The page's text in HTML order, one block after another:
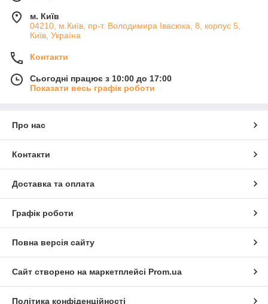
м. Київ
04210, м.Київ, пр-т. Володимира Івасюка, 8, корпус 5,
Київ, Україна
Контакти
Сьогодні працює з 10:00 до 17:00
Показати весь графік роботи
Про нас
Контакти
Доставка та оплата
Графік роботи
Повна версія сайту
Сайт створено на маркетплейсі Prom.ua
Політика конфіденційності